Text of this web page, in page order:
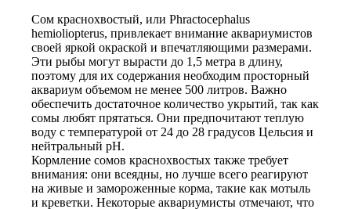
Сом краснохвостый, или Phractocephalus
hemioliopterus, привлекает внимание аквариумистов
своей яркой окраской и впечатляющими размерами.
Эти рыбы могут вырасти до 1,5 метра в длину,
поэтому для их содержания необходим просторный
аквариум объемом не менее 500 литров. Важно
обеспечить достаточное количество укрытий, так как
сомы любят прятаться. Они предпочитают теплую
воду с температурой от 24 до 28 градусов Цельсия и
нейтральный pH.
Кормление сомов краснохвостых также требует
внимания: они всеядны, но лучше всего реагируют
на живые и замороженные корма, такие как мотыль
и креветки. Некоторые аквариумисты отмечают, что